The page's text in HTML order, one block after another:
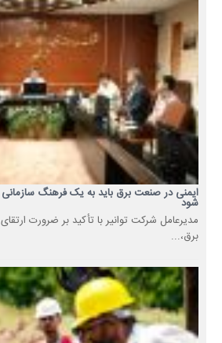
ایمنی در صنعت برق باید به یک فرهنگ سازمانی
شود
مدیرعامل شرکت توانیر با تأکید بر ضرورت
برق،...